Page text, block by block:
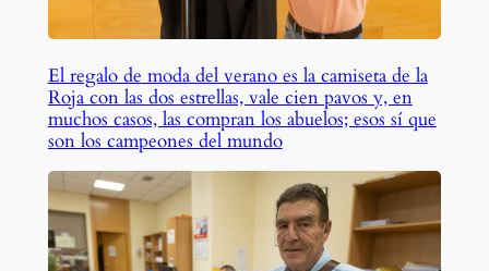
El regalo de moda del verano es la camiseta de la
Roja con las dos estrellas, vale cien pavos y, en
muchos casos, las compran los abuelos; esos sí que
son los campeones del mundo